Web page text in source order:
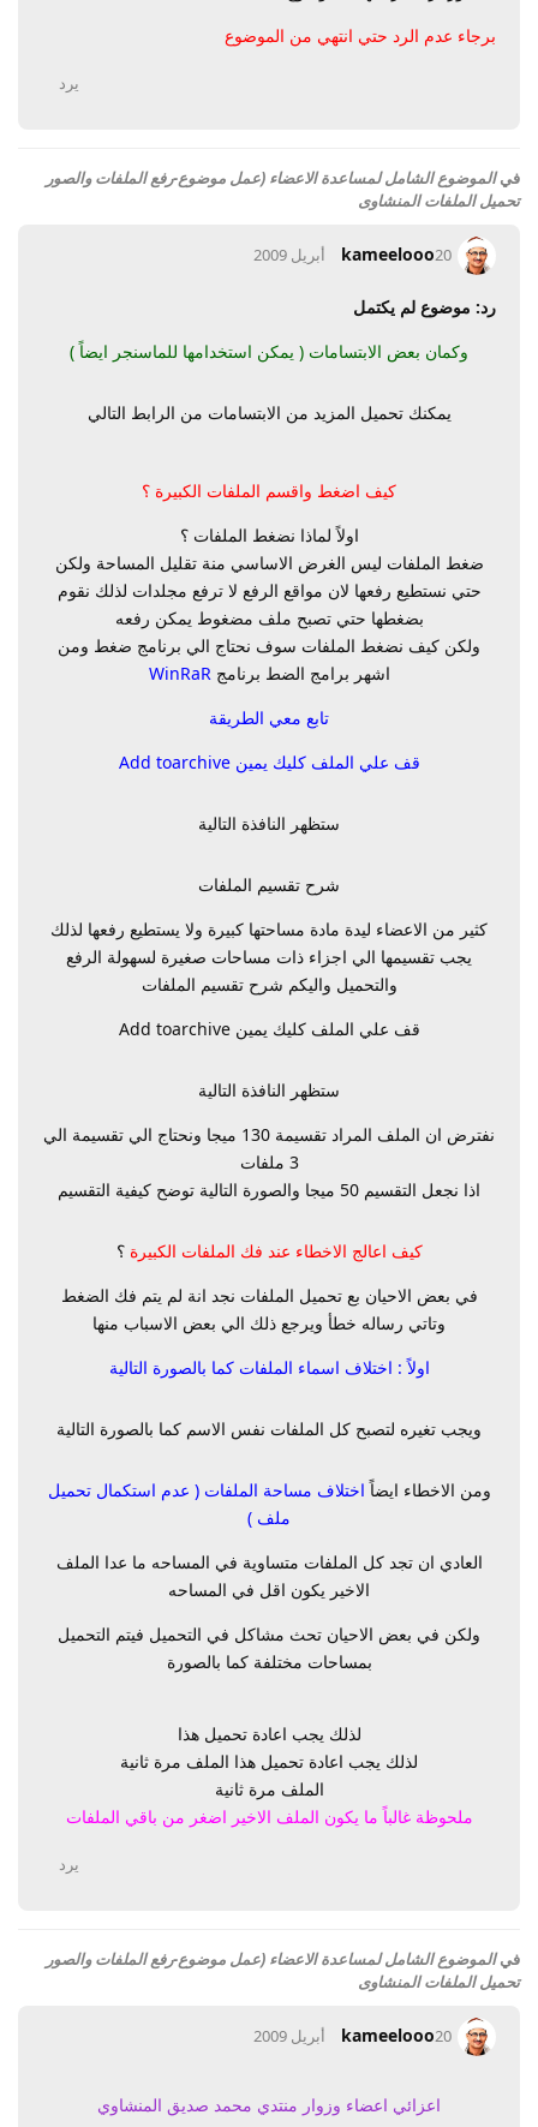
برجاء عدم الرد حتي انتهي من الموضوع
يرد
فيالموضوع الشامل لمساعدة الاعضاء (عمل موضوع-رفع الملفات والصور
تحميل الملفات المنشاوى
kameelooo20 أبريل 2009
رد: موضوع لم يكتمل
وكمان بعض الابتسامات ( يمكن استخدامها للماسنجر ايضاً )
يمكنك تحميل المزيد من الابتسامات من الرابط التالي
كيف اضغط واقسم الملفات الكبيرة ؟
اولاً لماذا نضغط الملفات ؟
ضغط الملفات ليس الغرض الاساسي منة تقليل المساحة ولكن
حتي نستطيع رفعها لان مواقع الرفع لا ترفع مجلدات لذلك نقوم
بضغطها حتي تصبح ملف مضغوط يمكن رفعه
ولكن كيف نضغط الملفات سوف نحتاج الي برنامج ضغط ومن
اشهر برامج الضط برنامج WinRaR
تابع معي الطريقة
قف علي الملف كليك يمين Add toarchive
ستظهر النافذة التالية
شرح تقسيم الملفات
كثير من الاعضاء ليدة مادة مساحتها كبيرة ولا يستطيع رفعها لذلك
يجب تقسيمها الي اجزاء ذات مساحات صغيرة لسهولة الرفع
والتحميل واليكم شرح تقسيم الملفات
قف علي الملف كليك يمين Add toarchive
ستظهر النافذة التالية
نفترض ان الملف المراد تقسيمة 130 ميجا ونحتاج الي تقسيمة الي
3 ملفات
اذا نجعل التقسيم 50 ميجا والصورة التالية توضح كيفية التقسيم
كيف اعالج الاخطاء عند فك الملفات الكبيرة ؟
في بعض الاحيان بع تحميل الملفات نجد انة لم يتم فك الضغط
وتاتي رساله خطأ ويرجع ذلك الي بعض الاسباب منها
اولاً : اختلاف اسماء الملفات كما بالصورة التالية
ويجب تغيره لتصبح كل الملفات نفس الاسم كما بالصورة التالية
ومن الاخطاء ايضاً اختلاف مساحة الملفات ( عدم استكمال تحميل
ملف )
العادي ان تجد كل الملفات متساوية في المساحه ما عدا الملف
الاخير يكون اقل في المساحه
ولكن في بعض الاحيان تحث مشاكل في التحميل فيتم التحميل
بمساحات مختلفة كما بالصورة
لذلك يجب اعادة تحميل هذا
لذلك يجب اعادة تحميل هذا الملف مرة ثانية
الملف مرة ثانية
ملحوظة غالباً ما يكون الملف الاخير اضغر من باقي الملفات
يرد
فيالموضوع الشامل لمساعدة الاعضاء (عمل موضوع-رفع الملفات والصور
تحميل الملفات المنشاوى
kameelooo20 أبريل 2009
اعزائي اعضاء وزوار منتدي محمد صديق المنشاوي